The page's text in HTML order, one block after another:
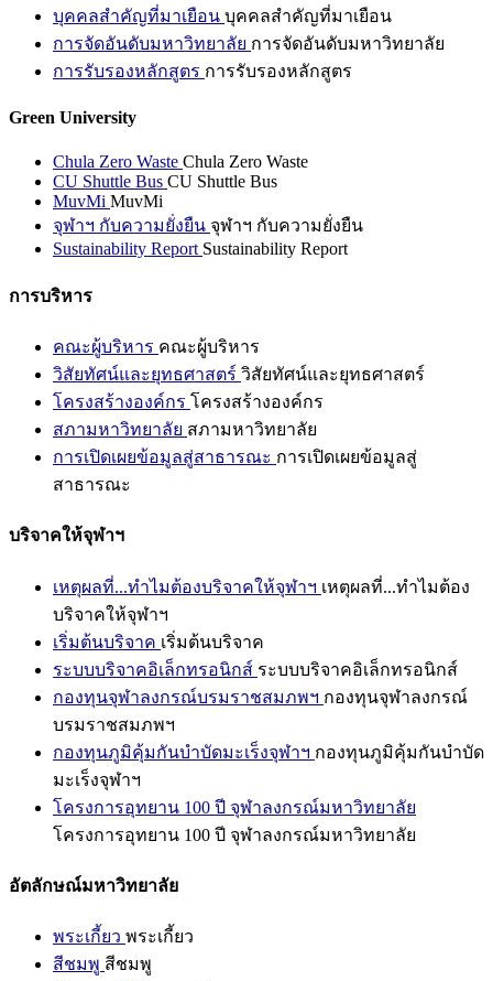
บุคคลสำคัญที่มาเยือน บุคคลสำคัญที่มาเยือน
การจัดอันดับมหาวิทยาลัย การจัดอันดับมหาวิทยาลัย
การรับรองหลักสูตร การรับรองหลักสูตร
Green University
Chula Zero Waste Chula Zero Waste
CU Shuttle Bus CU Shuttle Bus
MuvMi MuvMi
จุฬาฯ กับความยั่งยืน จุฬาฯ กับความยั่งยืน
Sustainability Report Sustainability Report
การบริหาร
คณะผู้บริหาร คณะผู้บริหาร
วิสัยทัศน์และยุทธศาสตร์ วิสัยทัศน์และยุทธศาสตร์
โครงสร้างองค์กร โครงสร้างองค์กร
สภามหาวิทยาลัย สภามหาวิทยาลัย
การเปิดเผยข้อมูลสู่สาธารณะ การเปิดเผยข้อมูลสู่
สาธารณะ
บริจาคให้จุฬาฯ
เหตุผลที่...ทำไมต้องบริจาคให้จุฬาฯ เหตุผลที่...ทำไมต้อง
บริจาคให้จุฬาฯ
เริ่มต้นบริจาค เริ่มต้นบริจาค
ระบบบริจาคอิเล็กทรอนิกส์ ระบบบริจาคอิเล็กทรอนิกส์
กองทุนจุฬาลงกรณ์บรมราชสมภพฯ กองทุนจุฬาลงกรณ์
บรมราชสมภพฯ
กองทุนภูมิคุ้มกันบำบัดมะเร็งจุฬาฯ กองทุนภูมิคุ้มกันบำบัด
มะเร็งจุฬาฯ
โครงการอุทยาน 100 ปี จุฬาลงกรณ์มหาวิทยาลัย
โครงการอุทยาน 100 ปี จุฬาลงกรณ์มหาวิทยาลัย
อัตลักษณ์มหาวิทยาลัย
พระเกี้ยว พระเกี้ยว
สีชมพู สีชมพู